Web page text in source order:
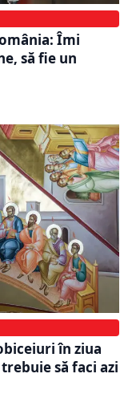
Îmi
să fie un
în ziua
să faci azi